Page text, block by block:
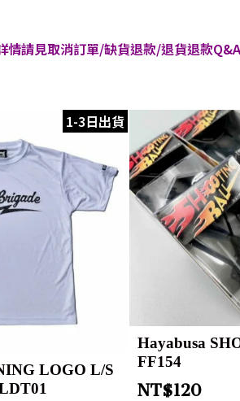
情請見取消訂單/缺貨退款/退貨退款Q&A
1-3日出貨
LOGO L/S
Hayabusa
FF154
NT$120